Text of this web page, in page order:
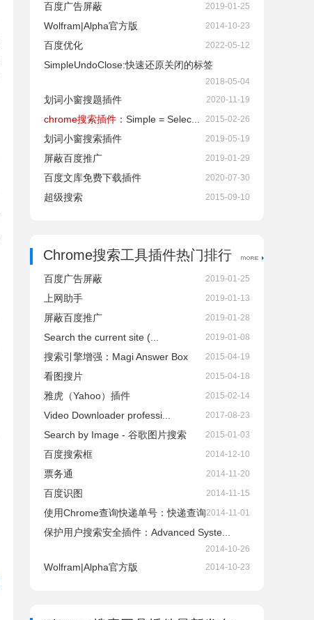
百度广告屏蔽 2019-01-25
Wolfram|Alpha官方版 2014-10-23
百度优化 2022-05-12
SimpleUndoClose:快速还原关闭的标签
2018-05-04
划词小窗搜题插件 2020-11-19
chrome搜索插件 ：Simple = Selec... 2015-02-26
划词小窗搜索插件 2019-05-19
屏蔽百度推广 2019-01-29
百度文库免费下载插件 2020-07-30
超级搜索 2015-09-10
Chrome搜索工具插件热门排行
百度广告屏蔽 2019-01-25
上网助手 2019-01-13
屏蔽百度推广 2019-01-28
Search the current site (... 2019-01-08
搜索引擎增强：Magi Answer Box 2015-04-19
看图搜片 2015-04-18
雅虎（Yahoo）插件 2015-02-14
Video Downloader professi... 2017-08-23
Search by Image - 谷歌图片搜索 2015-01-03
百度搜索框 2014-12-10
票务通 2014-11-20
百度识图 2014-11-15
使用Chrome查询快递单号：快递查询2014-11-01
保护用户搜索安全插件：Advanced Syste...
2014-10-26
Wolfram|Alpha官方版 2014-10-23